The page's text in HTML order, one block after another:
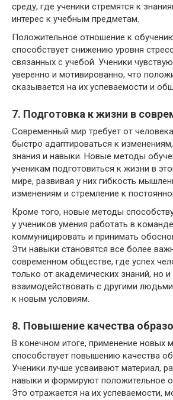
среду, где ученики стремятся к
интерес к учебным предметам.
Положительное отношение к
способствует снижению уровня
связанных с учебой. Ученики
уверенно и мотивированно, что
сказывается на их успеваемости и
7. Подготовка к жизни в
Современный мир требует от
быстро адаптироваться к
знания и навыки. Новые методы
ученикам подготовиться к жизни в
мире, развивая у них гибкость
изменениям и стремление к
Кроме того, новые методы
у учеников умения работать в
коммуницировать и принимать
Эти навыки становятся все более
современном обществе, где успех
только от академических знаний, но
взаимодействовать с другими
к новым условиям.
8. Повышение качества
В конечном итоге, применение новых
способствует повышению качества
Ученики лучше усваивают материал,
навыки и формируют положительное
Это отражается на их успеваемости,